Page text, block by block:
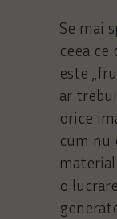
Se mai
ceea ce
este
ar
orice
cum nu
o